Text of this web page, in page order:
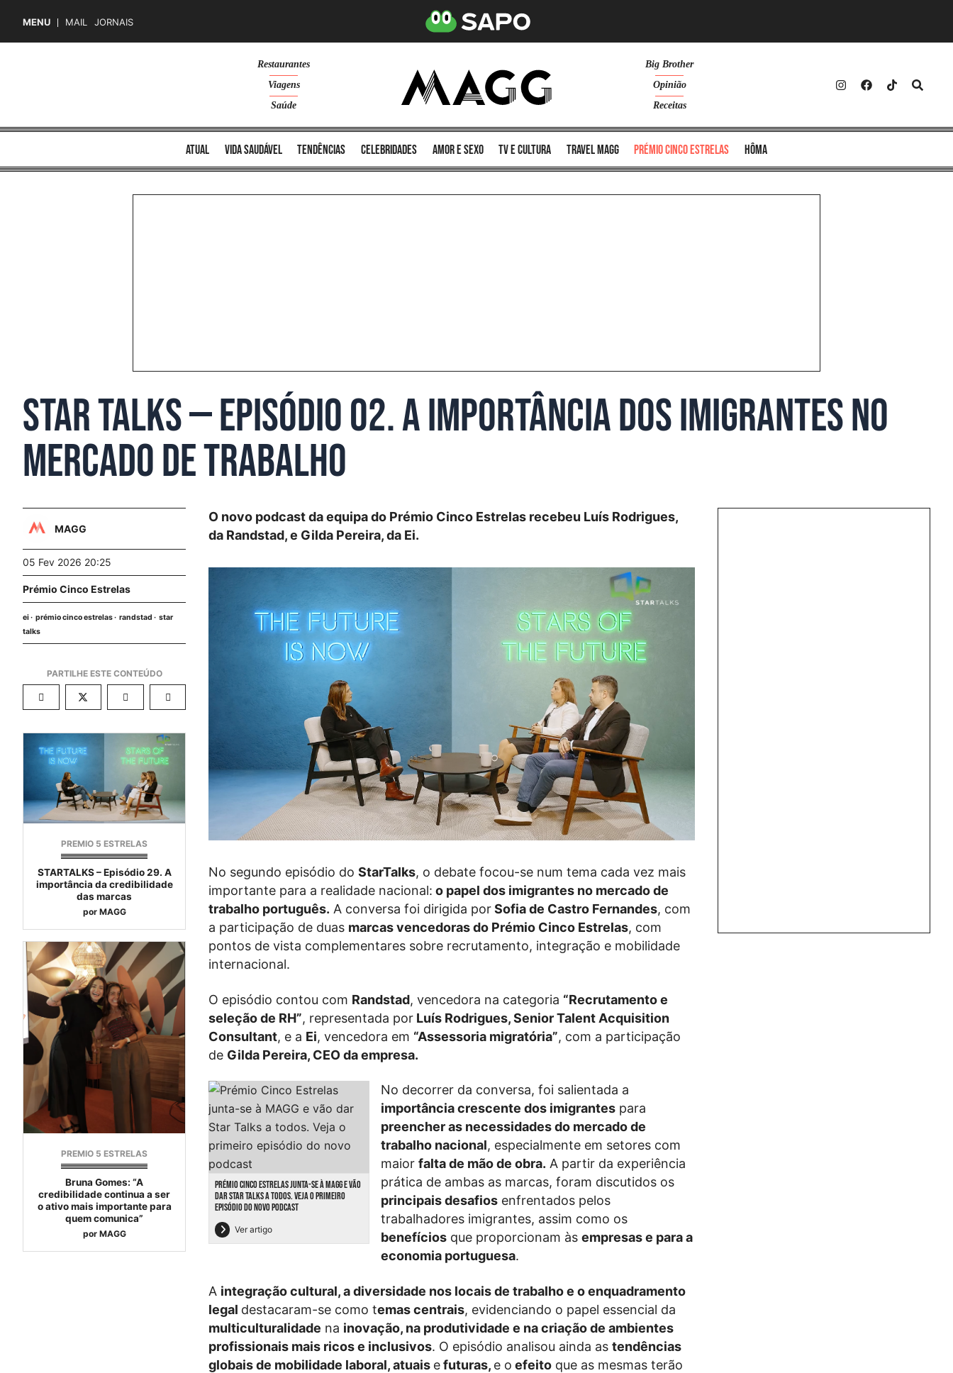
MENU MAIL JORNAIS
Restaurantes
Viagens
Saúde
Big Brother
Opinião
Receitas
atual vida saudável tendências celebridades amor e sexo TV e cultura Travel MAGG Prémio Cinco Estrelas Hôma
Star Talks — Episódio 02. A importância dos imigrantes no
mercado de trabalho
MAGG
05 Fev 2026 20:25
Prémio Cinco Estrelas
ei prémio cinco estrelas randstad
star
talks
PREMIO 5 ESTRELAS
STARTALKS – Episódio 29. A
importância da credibilidade
das marcas
por MAGG
PREMIO 5 ESTRELAS
Bruna Gomes: “A
credibilidade continua a ser
o ativo mais importante para
quem comunica”
por MAGG
O novo podcast da equipa do Prémio Cinco Estrelas recebeu Luís Rodrigues,
da Randstad, e Gilda Pereira, da Ei.
No segundo episódio doStarTalks, o debate focou-se num tema cada vez mais
importante para a realidade nacional: o papel dos imigrantes no mercado de
trabalho português. A conversa foi dirigida porSofia de Castro Fernandes, com
a participação de duas marcas vencedoras do Prémio Cinco Estrelas, com
pontos de vista complementares sobre recrutamento, integração e mobilidade
internacional.
O episódio contou com Randstad, vencedora na categoria “Recrutamento e
seleção de RH”, representada por Luís Rodrigues, Senior Talent Acquisition
Consultant, e a Ei, vencedora em “Assessoria migratória”, com a participação
de Gilda Pereira, CEO da empresa.
PRÉMIO CINCO ESTRELAS JUNTA-SE À MAGG E VÃO
DAR STAR TALKS A TODOS. VEJA O PRIMEIRO
EPISÓDIO DO NOVO PODCAST
Ver artigo
No decorrer da conversa, foi salientada a
importância crescente dos imigrantespara
preencher as necessidades do mercado de
trabalho nacional, especialmente em setores com
maior falta de mão de obra. A partir da experiência
prática de ambas as marcas, foram discutidos os
principais desafiosenfrentados pelos
trabalhadores imigrantes, assim como os
benefíciosque proporcionam às empresas e para a
economia portuguesa.
A integração cultural, a diversidade nos locais de trabalho e o enquadramento
legal destacaram-se como temas centrais, evidenciando o papel essencial da
multiculturalidade na inovação, na produtividade e na criação de ambientes
profissionais mais ricos e inclusivos. O episódio analisou ainda astendências
globais de mobilidade laboral, atuais efuturas, e o efeito que as mesmas terão